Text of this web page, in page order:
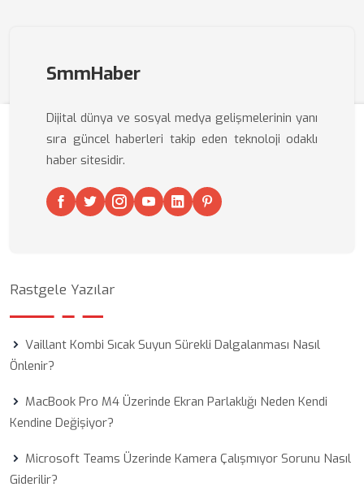
SmmHaber
Dijital dünya ve sosyal medya gelişmelerinin yanı
sıra güncel haberleri takip eden teknoloji odaklı
haber sitesidir.
Rastgele Yazılar
Vaillant Kombi Sıcak Suyun Sürekli Dalgalanması Nasıl
Önlenir?
MacBook Pro M4 Üzerinde Ekran Parlaklığı Neden Kendi
Kendine Değişiyor?
Microsoft Teams Üzerinde Kamera Çalışmıyor Sorunu Nasıl
Giderilir?